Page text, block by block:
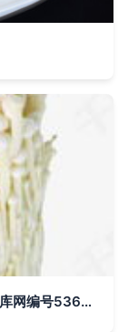
高清金针菇素材图片免费下载指南 探寻千库网编号5368608的珍宝